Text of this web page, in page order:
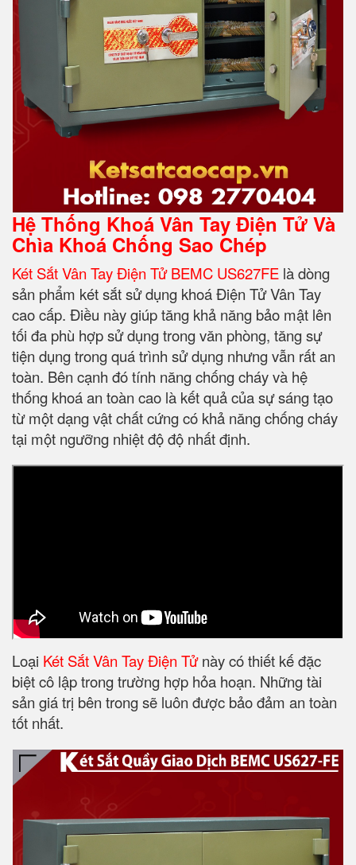
Hệ Thống Khoá Vân Tay Điện Tử Và
Chìa Khoá Chống Sao Chép
Két Sắt Vân Tay Điện Tử BEMC US627FE là dòng
sản phẩm két sắt sử dụng khoá Điện Tử Vân Tay
cao cấp. Điều này giúp tăng khả năng bảo mật lên
tối đa phù hợp sử dụng trong văn phòng, tăng sự
tiện dụng trong quá trình sử dụng nhưng vẫn rất an
toàn. Bên cạnh đó tính năng chống cháy và hệ
thống khoá an toàn cao là kết quả của sự sáng tạo
từ một dạng vật chất cứng có khả năng chống cháy
tại một ngưỡng nhiệt độ độ nhất định.
Loại Két Sắt Vân Tay Điện Tử này có thiết kế đặc
biệt cô lập trong trường hợp hỏa hoạn. Những tài
sản giá trị bên trong sẽ luôn được bảo đảm an toàn
tốt nhất.